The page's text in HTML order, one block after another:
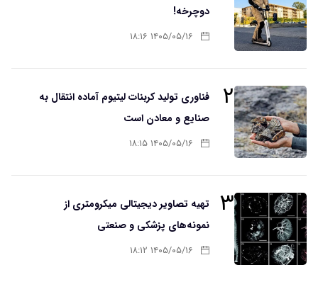
دوچرخه!
۱۴۰۵/۰۵/۱۶ ۱۸:۱۶
۲
فناوری تولید کربنات لیتیوم آماده انتقال به
صنایع و معادن است
۱۴۰۵/۰۵/۱۶ ۱۸:۱۵
۳
تهیه تصاویر دیجیتالی میکرومتری از
نمونه‌های پزشکی و صنعتی
۱۴۰۵/۰۵/۱۶ ۱۸:۱۲